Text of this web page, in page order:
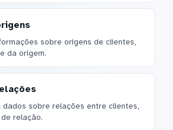
sobre origens de clientes,
da origem.
dados sobre relações entre clientes,
relação.